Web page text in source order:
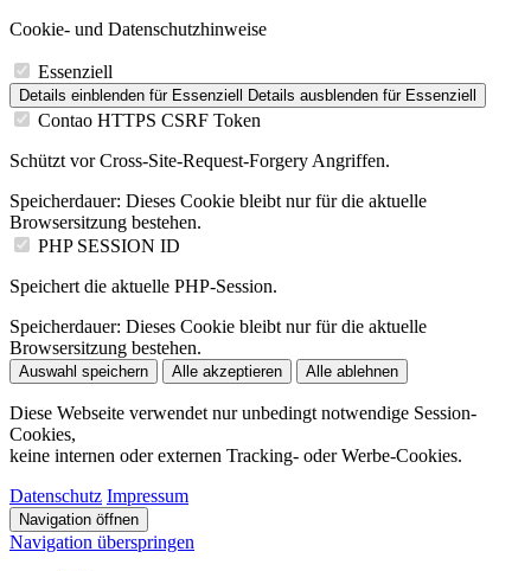
Cookie- und Datenschutzhinweise
Essenziell
Details einblenden für Essenziell Details ausblenden für Essenziell
Contao HTTPS CSRF Token
Schützt vor Cross-Site-Request-Forgery Angriffen.
Speicherdauer: Dieses Cookie bleibt nur für die aktuelle
Browsersitzung bestehen.
PHP SESSION ID
Speichert die aktuelle PHP-Session.
Speicherdauer: Dieses Cookie bleibt nur für die aktuelle
Browsersitzung bestehen.
Auswahl speichern Alle akzeptieren Alle ablehnen
Diese Webseite verwendet nur unbedingt notwendige Session-
Cookies,
keine internen oder externen Tracking- oder Werbe-Cookies.
Datenschutz Impressum
Navigation öffnen
Navigation überspringen